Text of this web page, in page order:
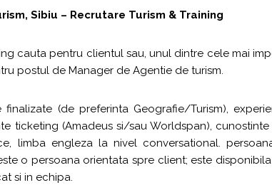
Sibiu – Recrutare Turism & Training
cauta pentru clientul sau, unul dintre cele mai
postul de Manager de Agentie de turism.
finalizate (de preferinta Geografie/Turism),
ticketing (Amadeus si/sau Worldspan),
limba engleza la nivel conversational.
o persoana orientata spre client; este
si in echipa.